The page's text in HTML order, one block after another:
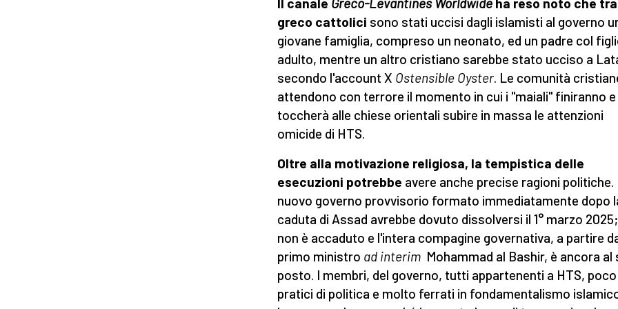
greco cattolici sono stati uccisi dagli islamisti al governo
giovane famiglia, compreso un neonato, ed un padre col
adulto, mentre un altro cristiano sarebbe stato ucciso a
secondo l'account X Ostensible Oyster. Le comunità
attendono con terrore il momento in cui i "maiali" finiranno e
toccherà alle chiese orientali subire in massa le attenzioni
omicide di HTS.
Oltre alla motivazione religiosa, la tempistica delle
esecuzioni potrebbe avere anche precise ragioni politiche.
nuovo governo provvisorio formato immediatamente dopo
caduta di Assad avrebbe dovuto dissolversi il 1° marzo 2025;
non è accaduto e l'intera compagine governativa, a partire
primo ministro ad interim Mohammad al Bashir, è ancora al
posto. I membri, del governo, tutti appartenenti a HTS, poco
pratici di politica e molto ferrati in fondamentalismo